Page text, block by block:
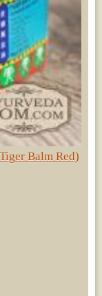
Balm Red)